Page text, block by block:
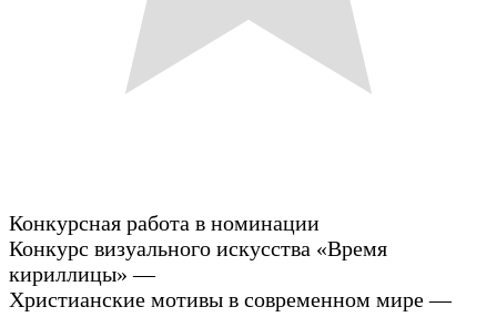
Конкурсная работа в номинации
Конкурс визуального искусства «Время
кириллицы» —
Христианские мотивы в современном мире —